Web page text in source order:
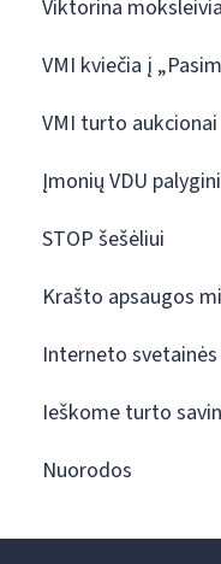
Viktorina
VMI kviečia į
VMI turto aukcionai
Įmonių VDU
STOP šešėliui
Krašto apsaugos
Interneto
Ieškome turto
Nuorodos